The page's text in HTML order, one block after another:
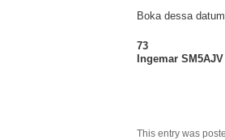
Boka dessa
73
Ingemar
This entry was